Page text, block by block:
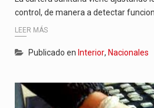
control, de manera a detectar
LEER MÁS
Publicado en Interior, Nacionales